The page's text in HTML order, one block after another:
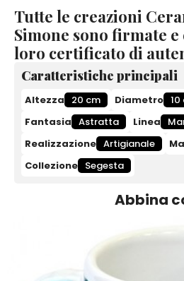
Tutte le creazioni
Simone sono firmate
loro certificato di
Caratteristiche principali
Altezza 20 cm Diametro 10
Fantasia Astratta Linea
Realizzazione Artigianale
Collezione Segesta
Abbina